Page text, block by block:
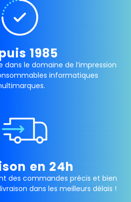
1985
dans le domaine de l’impression
informatiques
en 24h
des commandes précis et bien
dans les meilleurs délais !